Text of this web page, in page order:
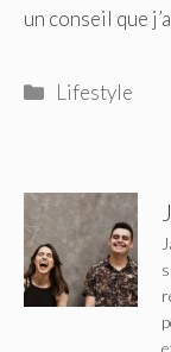
un conseil que
Catégories
Lifestyle